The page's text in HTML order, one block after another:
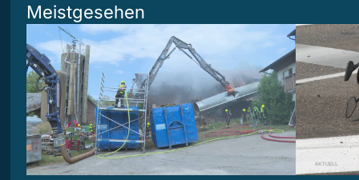
Meistgesehen